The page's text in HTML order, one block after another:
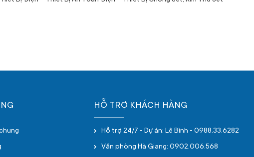
HỖ TRỢ KHÁCH HÀNG
Hỗ trợ 24/7 - Dự án: Lê Bình - 0988.33.6282
Văn phòng Hà Giang: 0902.006.568